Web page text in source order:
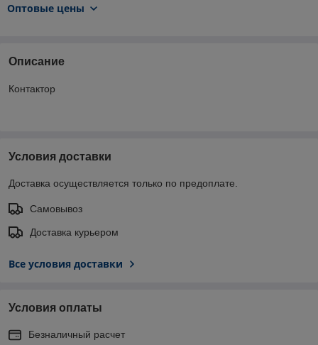
Оптовые цены
Описание
Контактор
Условия доставки
Доставка осуществляется только по предоплате.
Самовывоз
Доставка курьером
Все условия доставки
Условия оплаты
Безналичный расчет